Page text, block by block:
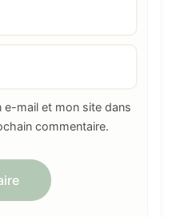
e-mail et mon site dans
commentaire.